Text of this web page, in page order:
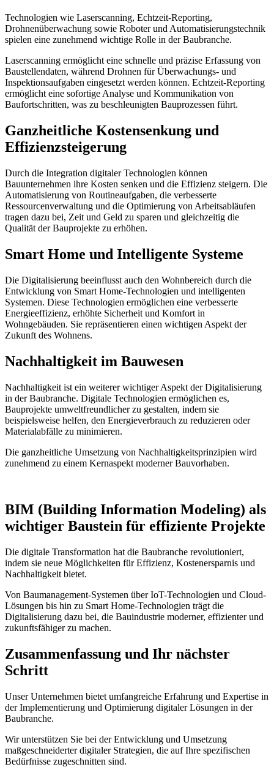
Technologien wie Laserscanning, Echtzeit-Reporting,
Drohnenüberwachung sowie Roboter und Automatisierungstechnik
spielen eine zunehmend wichtige Rolle in der Baubranche.
Laserscanning ermöglicht eine schnelle und präzise Erfassung von
Baustellendaten, während Drohnen für Überwachungs- und
Inspektionsaufgaben eingesetzt werden können. Echtzeit-Reporting
ermöglicht eine sofortige Analyse und Kommunikation von
Baufortschritten, was zu beschleunigten Bauprozessen führt.
Ganzheitliche Kostensenkung und
Effizienzsteigerung
Durch die Integration digitaler Technologien können
Bauunternehmen ihre Kosten senken und die Effizienz steigern. Die
Automatisierung von Routineaufgaben, die verbesserte
Ressourcenverwaltung und die Optimierung von Arbeitsabläufen
tragen dazu bei, Zeit und Geld zu sparen und gleichzeitig die
Qualität der Bauprojekte zu erhöhen.
Smart Home und Intelligente Systeme
Die Digitalisierung beeinflusst auch den Wohnbereich durch die
Entwicklung von Smart Home-Technologien und intelligenten
Systemen. Diese Technologien ermöglichen eine verbesserte
Energieeffizienz, erhöhte Sicherheit und Komfort in
Wohngebäuden. Sie repräsentieren einen wichtigen Aspekt der
Zukunft des Wohnens.
Nachhaltigkeit im Bauwesen
Nachhaltigkeit ist ein weiterer wichtiger Aspekt der Digitalisierung
in der Baubranche. Digitale Technologien ermöglichen es,
Bauprojekte umweltfreundlicher zu gestalten, indem sie
beispielsweise helfen, den Energieverbrauch zu reduzieren oder
Materialabfälle zu minimieren.
Die ganzheitliche Umsetzung von Nachhaltigkeitsprinzipien wird
zunehmend zu einem Kernaspekt moderner Bauvorhaben.
BIM (Building Information Modeling) als
wichtiger Baustein für effiziente Projekte
Die digitale Transformation hat die Baubranche revolutioniert,
indem sie neue Möglichkeiten für Effizienz, Kostenersparnis und
Nachhaltigkeit bietet.
Von Baumanagement-Systemen über IoT-Technologien und Cloud-
Lösungen bis hin zu Smart Home-Technologien trägt die
Digitalisierung dazu bei, die Bauindustrie moderner, effizienter und
zukunftsfähiger zu machen.
Zusammenfassung und Ihr nächster
Schritt
Unser Unternehmen bietet umfangreiche Erfahrung und Expertise in
der Implementierung und Optimierung digitaler Lösungen in der
Baubranche.
Wir unterstützen Sie bei der Entwicklung und Umsetzung
maßgeschneiderter digitaler Strategien, die auf Ihre spezifischen
Bedürfnisse zugeschnitten sind.